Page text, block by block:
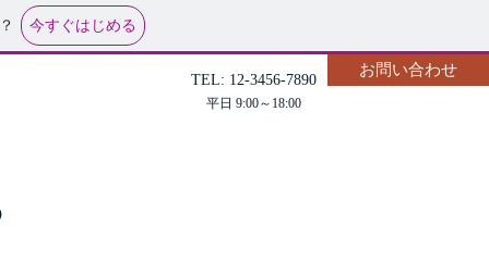
今すぐはじめる
TEL: 12-3456-7890
平日 9:00～18:00
お問い合わせ